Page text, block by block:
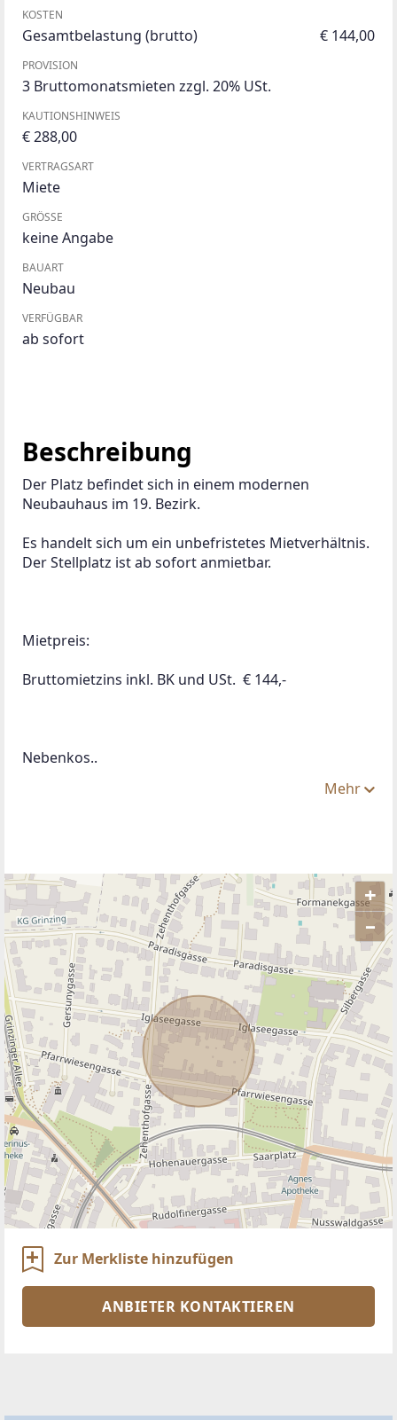
KOSTEN
Gesamtbelastung (brutto) € 144,00
PROVISION
3 Bruttomonatsmieten zzgl. 20% USt.
KAUTIONSHINWEIS
€ 288,00
VERTRAGSART
Miete
GRÖSSE
keine Angabe
BAUART
Neubau
VERFÜGBAR
ab sofort
Beschreibung
Der Platz befindet sich in einem modernen
Neubauhaus im 19. Bezirk.
Es handelt sich um ein unbefristetes Mietverhältnis.
Der Stellplatz ist ab sofort anmietbar.
Mietpreis:
Bruttomietzins inkl. BK und USt.  € 144,-
Nebenkos..
Mehr
+
–
ANBIETER KONTAKTIEREN
Zur Merkliste hinzufügen
ANBIETER KONTAKTIEREN